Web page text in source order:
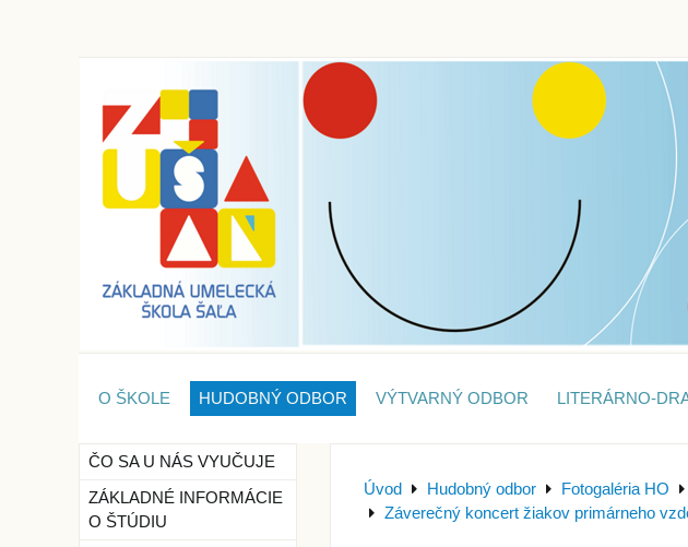
O ŠKOLE HUDOBNÝ ODBOR VÝTVARNÝ ODBOR LITERÁRNO-
Úvod Hudobný odbor Fotogaléria HO
Záverečný koncert žiakov primárneho
ČO SA U NÁS VYUČUJE
ZÁKLADNÉ INFORMÁCIE
O ŠTÚDIU